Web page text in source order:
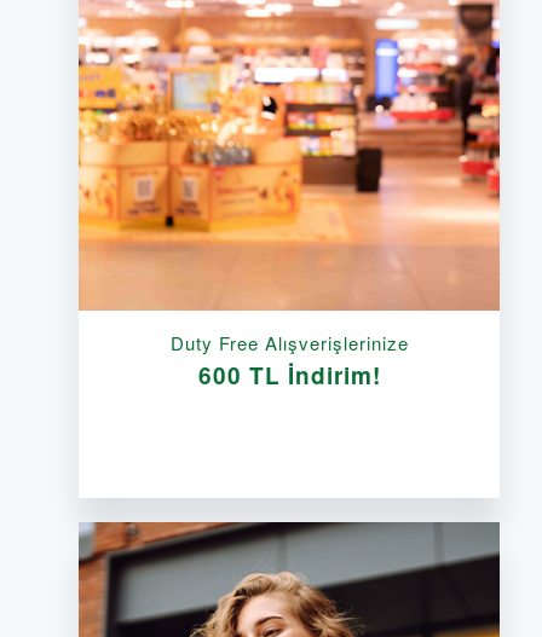
Duty Free Alışverişlerinize
600 TL İndirim!